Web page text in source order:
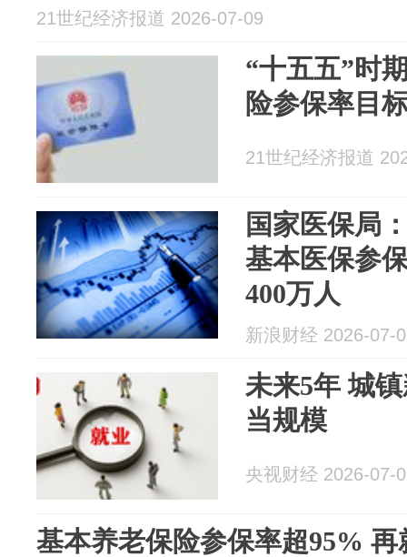
21世纪经济报道 2026-07-09
“十五五”时
险参保率目
21世纪经济报道
国家医保局
基本医保参
400万人
新浪财经 2026-07-
未来5年 城
当规模
央视财经 2026-07-
基本养老保险参保率超95% 再